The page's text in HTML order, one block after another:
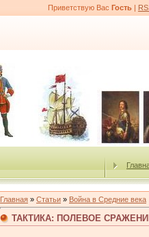
Приветствую Вас Гость |
Главная » Статьи » Война в Средние века
ТАКТИКА: ПОЛЕВОЕ